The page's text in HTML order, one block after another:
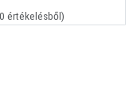
értékelésből)